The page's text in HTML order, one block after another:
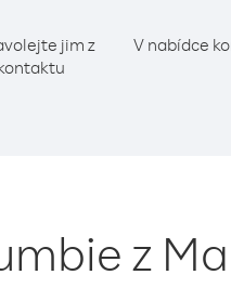
jim z
V nabídce
z